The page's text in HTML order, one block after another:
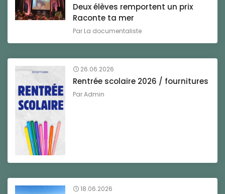
Deux élèves remportent un prix
Raconte ta mer
Par La documentaliste
26.06.2026
Rentrée scolaire 2026 / fournitures
ParAdmin
18.06.2026